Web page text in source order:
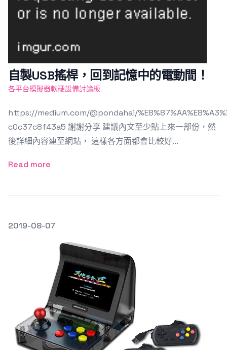
自製USB搖桿，回到記憶中的電動間！
各平台模擬器軟硬設備討論板
https://medium.com/@pondahai/
c0c37c8f43a5 謝謝分享 建議內文至少貼上來一部份，然
後詳細內容連至網站， 這樣各方面都會比較好...
Read more
發文於
2019-08-07